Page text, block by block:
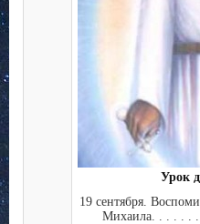
Урок
19 сентября.
Михаила. . . . . . .